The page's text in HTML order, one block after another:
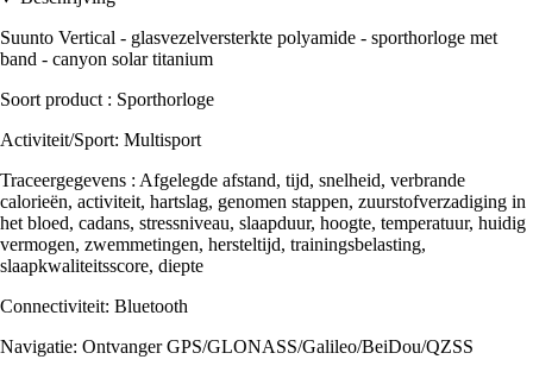
Suunto Vertical - glasvezelversterkte polyamide - sporthorloge met
band - canyon solar titanium
Soort product : Sporthorloge
Activiteit/Sport: Multisport
Traceergegevens : Afgelegde afstand, tijd, snelheid, verbrande
calorieën, activiteit, hartslag, genomen stappen, zuurstofverzadiging in
het bloed, cadans, stressniveau, slaapduur, hoogte, temperatuur, huidig
vermogen, zwemmetingen, hersteltijd, trainingsbelasting,
slaapkwaliteitsscore, diepte
Connectiviteit: Bluetooth
Navigatie: Ontvanger GPS/GLONASS/Galileo/BeiDou/QZSS